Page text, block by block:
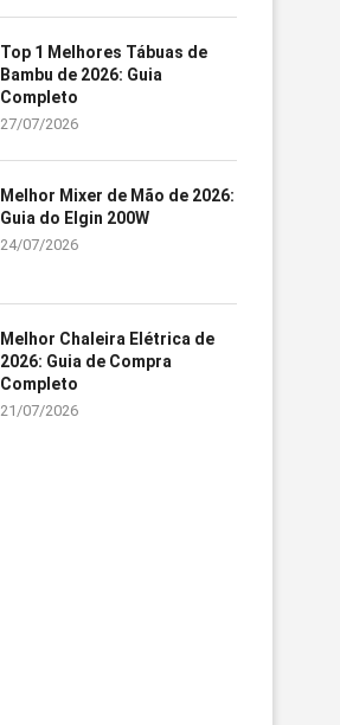
Top 1 Melhores Tábuas de
Bambu de 2026: Guia
Completo
27/07/2026
Melhor Mixer de Mão de 2026:
Guia do Elgin 200W
24/07/2026
Melhor Chaleira Elétrica de
2026: Guia de Compra
Completo
21/07/2026